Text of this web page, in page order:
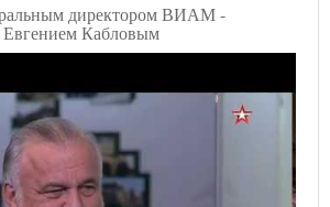
директором ВИАМ -
Кабловым